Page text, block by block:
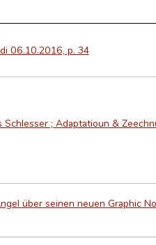
06.10.2016, p. 34
Schlesser ; Adaptatioun &
über seinen neuen Graphic